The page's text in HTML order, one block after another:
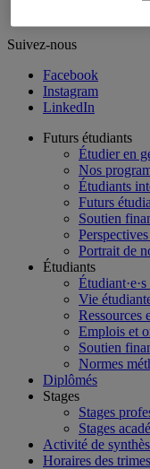
Suivez-nous
Facebook
Instagram
LinkedIn
Futurs étudiants
Étudier en
Nos
Étudiants
Futurs
Soutien
Portrait de
Étudiants
Étudiant·e·s
Vie
Ressources
Emplois et
Soutien
Normes
Diplômés
Stages
Stages
Stages
Activité de
Horaires des